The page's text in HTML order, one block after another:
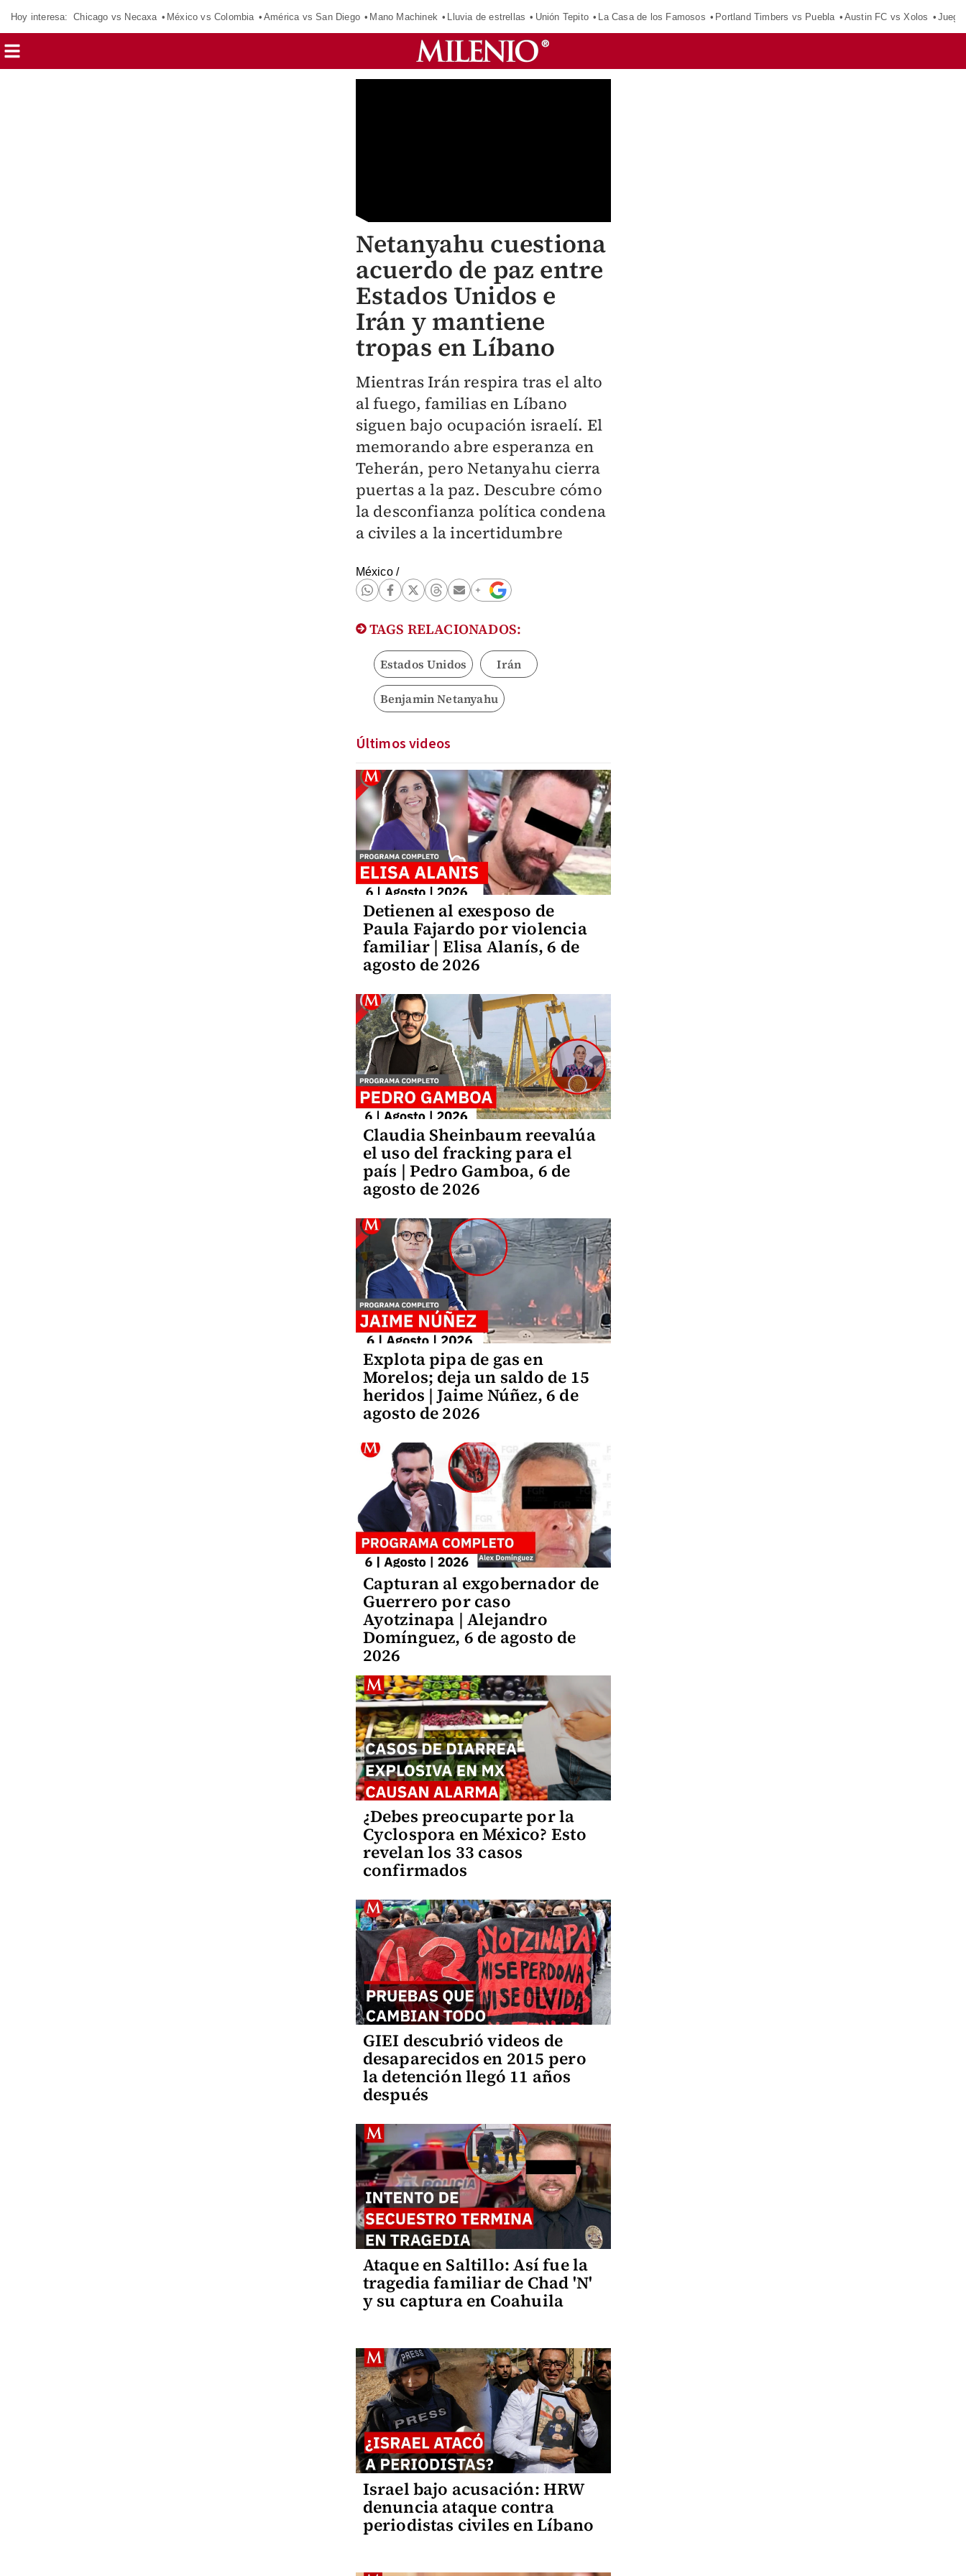
Hoy interesa: Chicago vs Necaxa México vs Colombia América vs San Diego Mano Machinek Lluvia de estrellas Unión Tepito La Casa de los Famosos Portland Timbers vs Puebla Austin FC vs Xolos
Netanyahu cuestiona
acuerdo de paz entre
Estados Unidos e
Irán y mantiene
tropas en Líbano
Mientras Irán respira tras el alto
al fuego, familias en Líbano
siguen bajo ocupación israelí. El
memorando abre esperanza en
Teherán, pero Netanyahu cierra
puertas a la paz. Descubre cómo
la desconfianza política condena
a civiles a la incertidumbre
México/
TAGS RELACIONADOS:
Estados Unidos Irán
Benjamin Netanyahu
Últimos videos
Detienen al exesposo de
Paula Fajardo por violencia
familiar | Elisa Alanís, 6 de
agosto de 2026
Claudia Sheinbaum reevalúa
el uso del fracking para el
país | Pedro Gamboa, 6 de
agosto de 2026
Explota pipa de gas en
Morelos; deja un saldo de 15
heridos | Jaime Núñez, 6 de
agosto de 2026
Capturan al exgobernador de
Guerrero por caso
Ayotzinapa | Alejandro
Domínguez, 6 de agosto de
2026
¿Debes preocuparte por la
Cyclospora en México? Esto
revelan los 33 casos
confirmados
GIEI descubrió videos de
desaparecidos en 2015 pero
la detención llegó 11 años
después
Ataque en Saltillo: Así fue la
tragedia familiar de Chad 'N'
y su captura en Coahuila
Israel bajo acusación: HRW
denuncia ataque contra
periodistas civiles en Líbano